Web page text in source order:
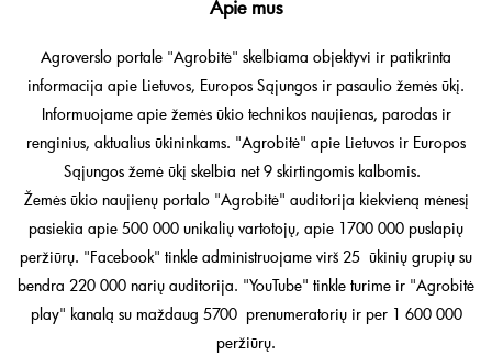
Apie mus
Agroverslo portale "Agrobitė" skelbiama objektyvi ir patikrinta
informacija apie Lietuvos, Europos Sąjungos ir pasaulio žemės ūkį.
Informuojame apie žemės ūkio technikos naujienas, parodas ir
renginius, aktualius ūkininkams. "Agrobitė" apie Lietuvos ir Europos
Sąjungos žemė ūkį skelbia net 9 skirtingomis kalbomis.
Žemės ūkio naujienų portalo "Agrobitė" auditorija kiekvieną mėnesį
pasiekia apie 500 000 unikalių vartotojų, apie 1700 000 puslapių
peržiūrų. "Facebook" tinkle administruojame virš 25 ūkinių grupių su
bendra 220 000 narių auditorija. "YouTube" tinkle turime ir "Agrobitė
play" kanalą su maždaug 5700 prenumeratorių ir per 1 600 000
peržiūrų.